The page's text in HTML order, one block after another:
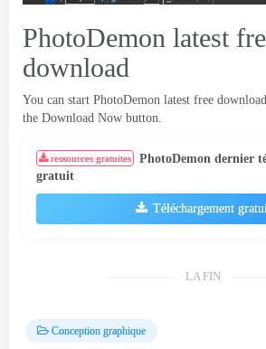
PhotoDemon latest
download
You can start PhotoDemon latest free
the Download Now button.
ressources gratuites
PhotoDemon dernier
gratuit
Téléchargement
LA FIN
Conception graphique